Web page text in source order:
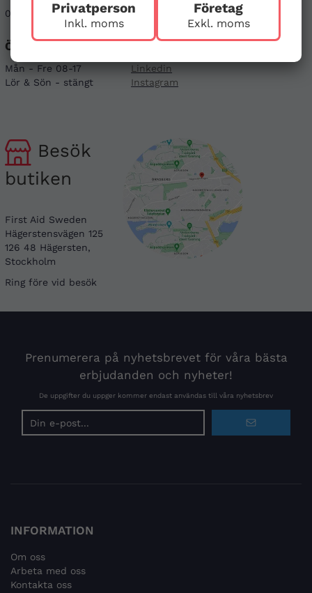
Privatperson
Inkl. moms
Företag
Exkl. moms
08-121 464 90 info@firstaid.se
Öppettider
Mån - Fre 08-17
Lör & Sön - stängt
Linkedin
Instagram
Besök
butiken
First Aid Sweden
Hägerstensvägen 125
126 48 Hägersten,
Stockholm
Ring före vid besök
Prenumerera på nyhetsbrevet för våra bästa
erbjudanden och nyheter!
De uppgifter du uppger kommer endast användas till våra nyhetsbrev
INFORMATION
Om oss
Arbeta med oss
Kontakta oss